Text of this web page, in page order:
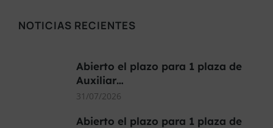
NOTICIAS RECIENTES
Abierto el plazo para 1 plaza de
Auxiliar…
31/07/2026
Abierto el plazo para 1 plaza de